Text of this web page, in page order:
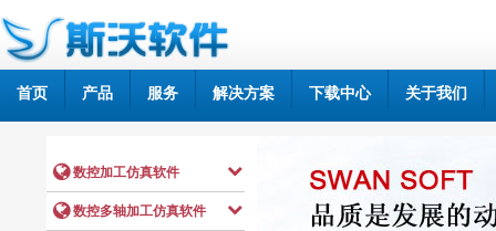
首页 产品 服务 解决方案 下载中心 关于我们